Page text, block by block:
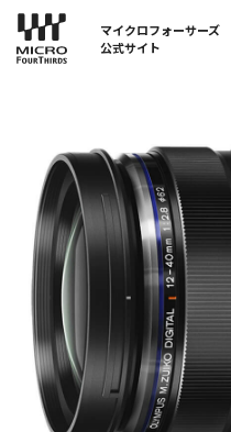
マイクロフォーサーズ
公式サイト